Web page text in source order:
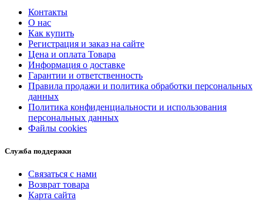
Контакты
О нас
Как купить
Регистрация и заказ на сайте
Цена и оплата Товара
Информация о доставке
Гарантии и ответственность
Правила продажи и политика обработки персональных
данных
Политика конфиденциальности и использования
персональных данных
Файлы cookies
Служба поддержки
Связаться с нами
Возврат товара
Карта сайта